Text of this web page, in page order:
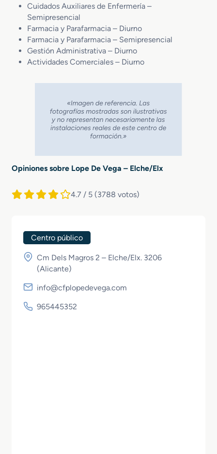
Cuidados Auxiliares de Enfermería –
Semipresencial
Farmacia y Parafarmacia – Diurno
Farmacia y Parafarmacia – Semipresencial
Gestión Administrativa – Diurno
Actividades Comerciales – Diurno
Opiniones sobre Lope De Vega – Elche/Elx
4.7 / 5 (3788 votos)
Centro público
Cm Dels Magros 2 – Elche/Elx. 3206
(Alicante)
info@cfplopedevega.com
965445352